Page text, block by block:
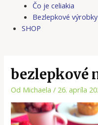
Čo je celiakia
Bezlepkové
SHOP
bezlepkové
Od Michaela/ 26. apríla